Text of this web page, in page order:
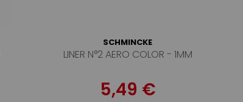
SCHMINCKE
LINER N°2 AERO COLOR - 1MM
5,49 €